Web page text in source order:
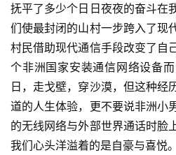
抚平了多少个日日夜夜的奋斗在
们使最封闭的山村一步跨入了现
村民借助现代通信手段改变了自
个非洲国家安装通信网络设备
日，走戈壁，穿沙漠，但这种经
道的人生体验，更不要说非洲小
的无线网络与外部世界通话时脸
我们心头洋溢着的是自豪与喜悦。